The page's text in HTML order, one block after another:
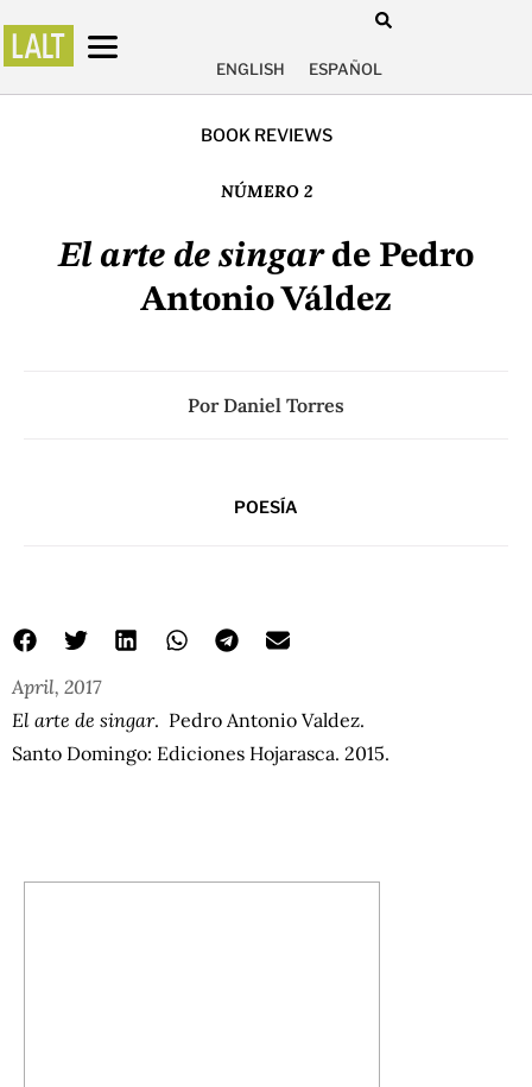
ENGLISH ESPAÑOL
BOOK REVIEWS
NÚMERO 2
El arte de singarde Pedro
Antonio Váldez
PorDaniel Torres
POESÍA
April, 2017
El arte de singar. Pedro Antonio Valdez.
Santo Domingo: Ediciones Hojarasca. 2015.